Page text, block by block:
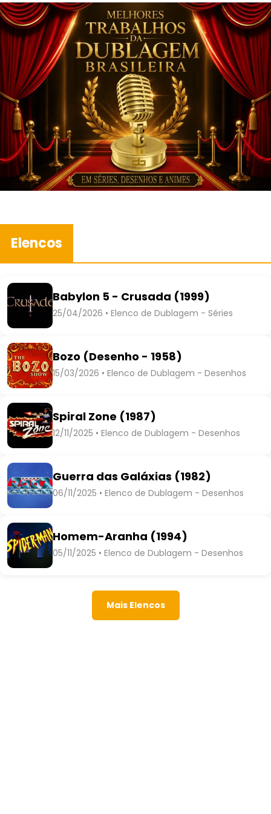
Elencos
Babylon 5 - Crusada (1999)
25/04/2026 • Elenco de Dublagem - Séries
Bozo (Desenho - 1958)
15/03/2026 • Elenco de Dublagem - Desenhos
Spiral Zone (1987)
12/11/2025 • Elenco de Dublagem - Desenhos
Guerra das Galáxias (1982)
06/11/2025 • Elenco de Dublagem - Desenhos
Homem-Aranha (1994)
05/11/2025 • Elenco de Dublagem - Desenhos
Mais Elencos